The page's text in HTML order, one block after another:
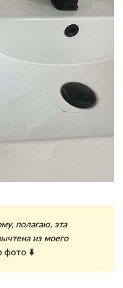
полагаю, эта
из моего
фото ⬇️